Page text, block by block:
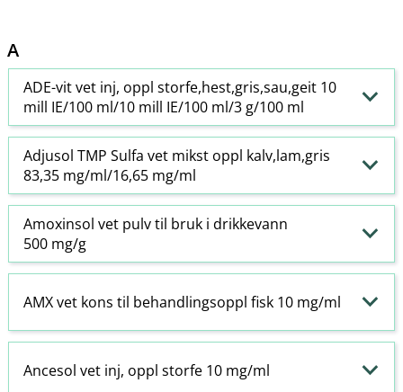
A
ADE-vit vet inj, oppl storfe,hest,gris,sau,geit 10
mill IE/100 ml/10 mill IE/100 ml/3 g/100 ml
Adjusol TMP Sulfa vet mikst oppl kalv,lam,gris
83,35 mg/ml/16,65 mg/ml
Amoxinsol vet pulv til bruk i drikkevann
500 mg/g
AMX vet kons til behandlingsoppl fisk 10 mg/ml
Ancesol vet inj, oppl storfe 10 mg/ml